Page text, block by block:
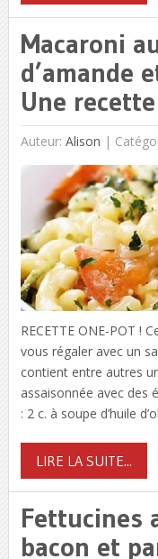
Macaroni
d’amande
Une
Auteur: Alison |
RECETTE ONE-POT !
vous régaler avec un
contient entre autres
assaisonnée avec des
: 2 c. à soupe d’huile
LIRE LA SUITE...
Fettucines
bacon et